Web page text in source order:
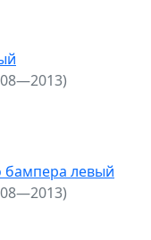
бампера левый